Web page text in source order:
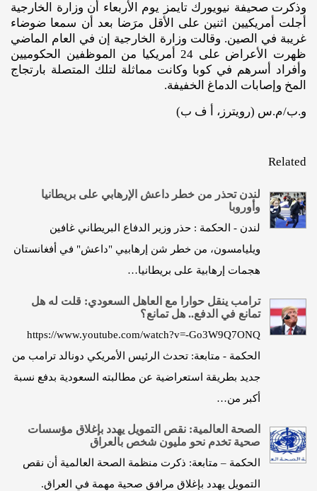
وذكرت صحيفة نيويورك تايمز يوم الأربعاء أن وزارة الخارجية
أجلت أمريكيين اثنين على الأقل مرَضا بعد أن سمعا ضوضاء
غريبة في الصين. وقالت وزارة الخارجية إن في العام الماضي
ظهرت الأعراض على 24 أمريكيا من الموظفين الحكوميين
وأفراد أسرهم في كوبا وكانت مماثلة لتلك المتصلة بارتجاج
المخ وإصابات الدماغ الخفيفة.
و.ب/م.س (رويترز، أ ف ب)
Related
لندن تحذر من خطر داعش الإرهابي على بريطانيا
وأوروبا
لندن - الحكمة : حذر وزير الدفاع البريطاني غافين
ويليامسون، من خطر شن إرهابيي "داعش" في أفغانستان
هجمات إرهابية على بريطانيا…
ترامب ينقل حوارا مع العاهل السعودي: قلت له هل
تمانع في الدفع.. هل تمانع؟
https://www.youtube.com/watch?v=-Go3W9Q7ONQ
الحكمة - متابعة: تحدث الرئيس الأمريكي دونالد ترامب من
جديد بطريقة استعراضية عن مطالبته السعودية بدفع نسبة
أكبر من…
الصحة العالمية: نقص التمويل يهدد بإغلاق مؤسسات
صحية تخدم نحو مليون شخص بالعراق
الحكمة – متابعة: ذكرت منظمة الصحة العالمية أن نقص
التمويل يهدد بإغلاق مرافق صحية مهمة في العراق.